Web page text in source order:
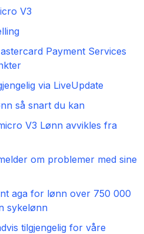
V3
Payment Services
via LiveUpdate
så snart du kan
V3 Lønn avvikles fra
om problemer med sine
aga for lønn over 750 000
sykelønn
tilgjengelig for våre